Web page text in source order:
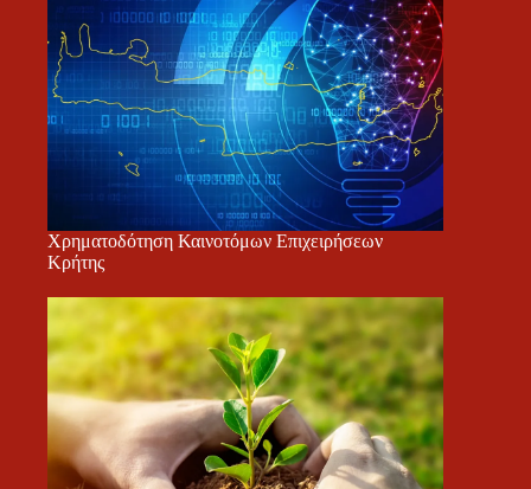
Χρηματοδότηση Καινοτόμων Επιχειρήσεων
Κρήτης